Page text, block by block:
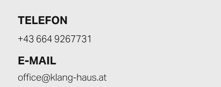
TELEFON
+43 664 9267731
E-MAIL
office@klang-haus.at